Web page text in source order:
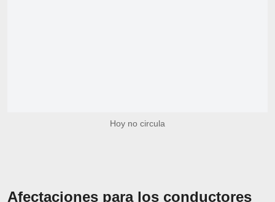
Hoy no circula
Afectaciones para los conductores